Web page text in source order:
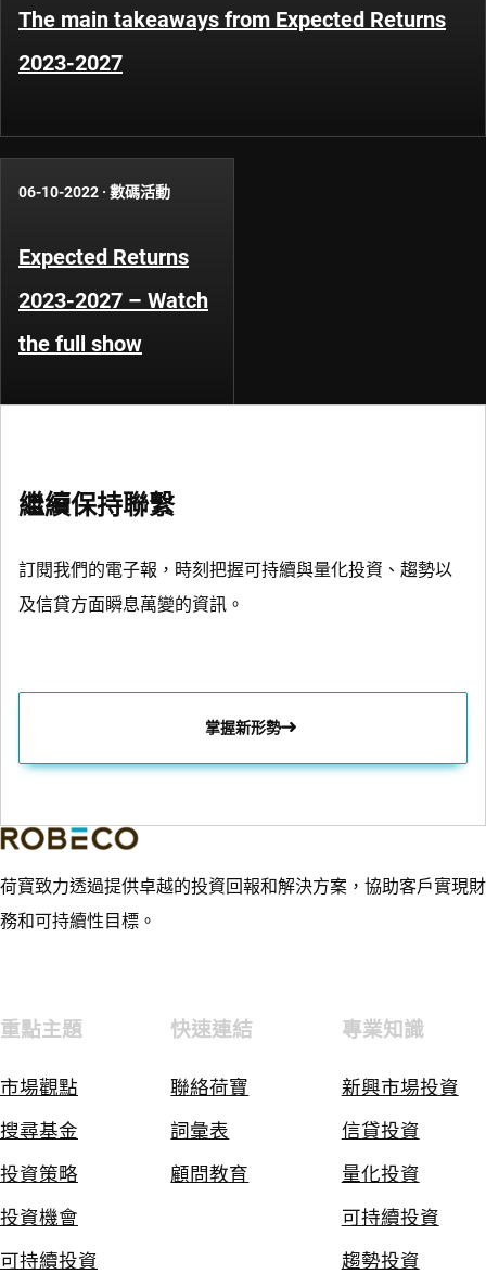
The main takeaways from Expected Returns
2023-2027
06-10-2022 · 數碼活動
Expected Returns
2023-2027 – Watch
the full show
繼續保持聯繫
訂閱我們的電子報，時刻把握可持續與量化投資、趨勢以
及信貸方面瞬息萬變的資訊。
掌握新形勢
荷寶致力透過提供卓越的投資回報和解決方案，協助客戶實現財
務和可持續性目標。
重點主題
市場觀點
搜尋基金
投資策略
投資機會
可持續投資
快速連結
聯絡荷寶
詞彙表
顧問教育
專業知識
新興市場投資
信貸投資
量化投資
可持續投資
趨勢投資